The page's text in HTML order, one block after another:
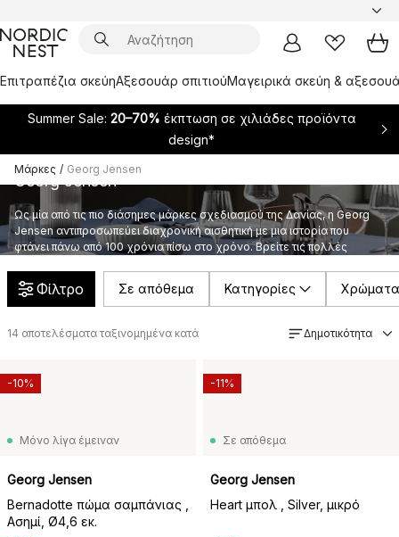
Επιτραπέζια σκεύηΑξεσουάρ σπιτιούΜαγειρικά σκεύη &
Summer Sale: 20–70% έκπτωση σε χιλιάδες προϊόντα
design*
Μάρκες / Georg Jensen
Georg Jensen
Ως μία από τις πιο διάσημες μάρκες σχεδιασμού της Δανίας, η Georg
Jensen αντιπροσωπεύει διαχρονική αισθητική με μια ιστορία που
φτάνει πάνω από 100 χρόνια πίσω στο χρόνο. Βρείτε τις πολλές
Φίλτρο Σε απόθεμα Κατηγορίες Χρώματα
14 αποτελέσματα ταξινομημένα κατά Δημοτικότητα
Μόνο λίγα έμειναν
Georg Jensen
Bernadotte πώμα σαμπάνιας ,
Ασημί, Ø4,6 εκ.
-10%
Σε απόθεμα
Georg Jensen
Heart μπολ , Silver, μικρό
-11%